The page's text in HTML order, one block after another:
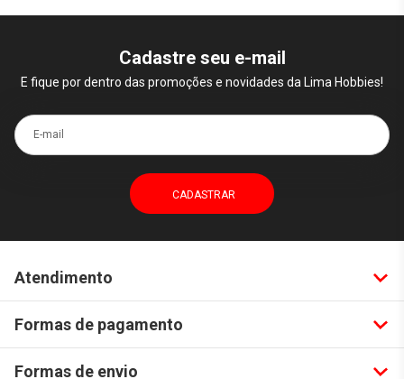
Cadastre seu e-mail
E fique por dentro das promoções e novidades da Lima Hobbies!
E-mail
Atendimento
Formas de pagamento
Formas de envio